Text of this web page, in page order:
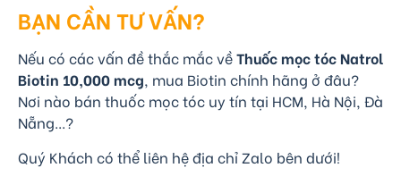
BẠN CẦN TƯ VẤN?
Nếu có các vấn đề thắc mắc vềThuốc mọc tóc Natrol
Biotin 10,000 mcg , mua Biotin chính hãng ở đâu?
Nơi nào bán thuốc mọc tóc uy tín tại HCM, Hà Nội, Đà
Nẵng...?
Quý Khách có thể liên hệ địa chỉ Zalo bên dưới!